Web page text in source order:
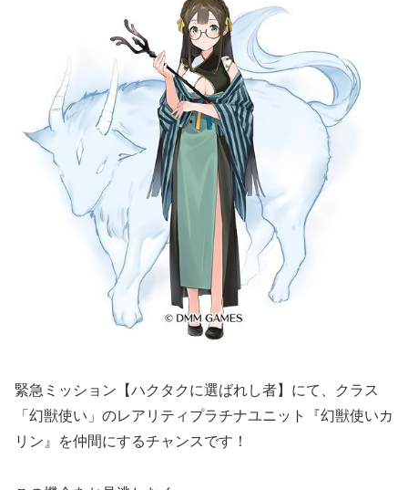
緊急ミッション【ハクタクに選ばれし者】にて、クラス
「幻獣使い」のレアリティプラチナユニット『幻獣使いカ
リン』を仲間にするチャンスです！